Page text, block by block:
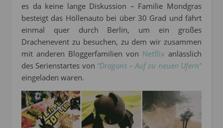
es da keine lange Diskussion – Familie Mondgras
besteigt das Höllenauto bei über 30 Grad und fährt
einmal quer durch Berlin, um ein großes
Drachenevent zu besuchen, zu dem wir zusammen
mit anderen Bloggerfamilien von Netflix anlässlich
des Serienstartes von “Dragons – Auf zu neuen Ufern”
eingeladen waren.